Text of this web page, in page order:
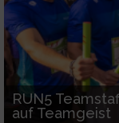
RUN5
auf Teamgeist